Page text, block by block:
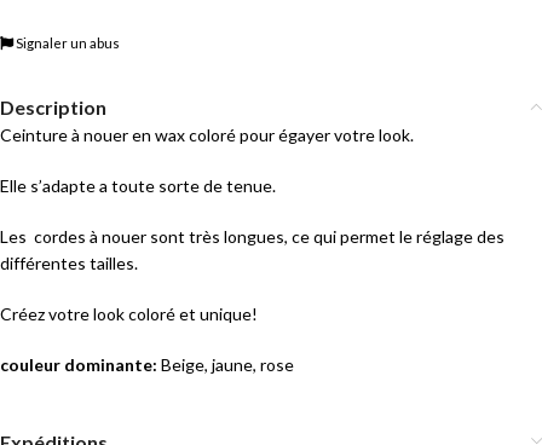
Signaler un abus
Description
Ceinture à nouer en wax coloré pour égayer votre look.
Elle s’adapte a toute sorte de tenue.
Les cordes à nouer sont très longues, ce qui permet le réglage des
différentes tailles.
Créez votre look coloré et unique!
couleur dominante: Beige, jaune, rose